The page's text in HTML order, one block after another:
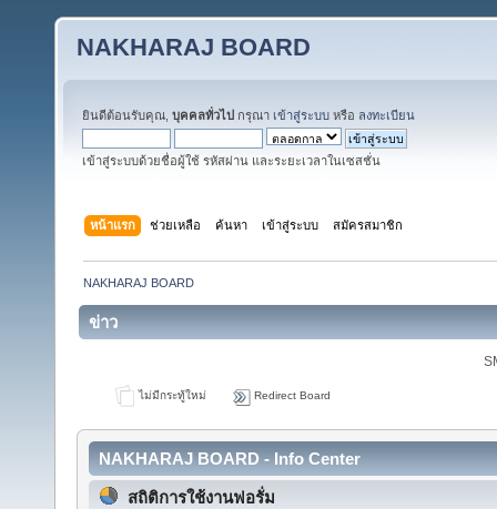
NAKHARAJ BOARD
ยินดีต้อนรับคุณ, บุคคลทั่วไป กรุณา เข้าสู่ระบบ หรือ ลงทะเบียน
เข้าสู่ระบบด้วยชื่อผู้ใช้ รหัสผ่าน และระยะเวลาในเซสชั่น
หน้าแรก ช่วยเหลือ ค้นหา เข้าสู่ระบบ สมัครสมาชิก
NAKHARAJ BOARD
ข่าว
ไม่มีกระทู้ใหม่ Redirect Board
NAKHARAJ BOARD - Info Center
สถิติการใช้งานฟอรั่ม